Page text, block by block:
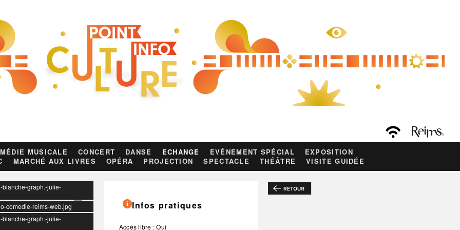
MUSICALE CONCERT DANSE ECHANGE EVÉNEMENT SPÉCIAL
EXPOSITION
MARCHÉ AUX LIVRES OPÉRA PROJECTION SPECTACLE THÉÂTRE VISITE GUIDÉE
blanche-graph.-julie-
comedie-reims-web.jpg
blanche-graph.-julie-
Infos pratiques
Accès libre : Oui